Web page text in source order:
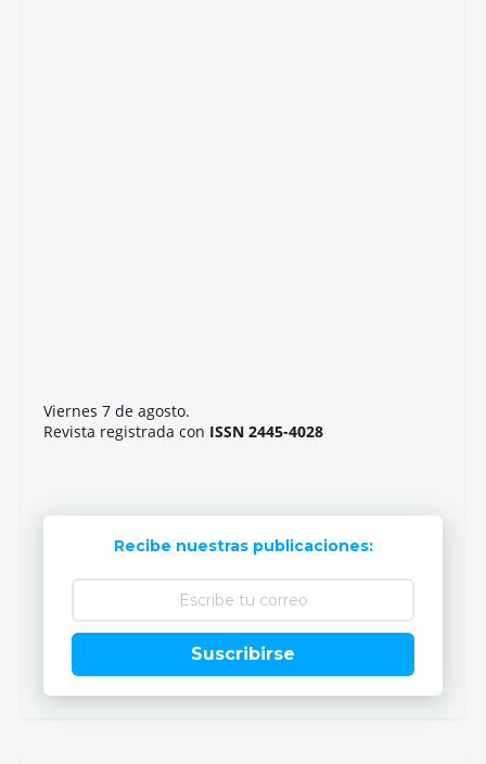
Viernes 7 de agosto.
Revista registrada con ISSN 2445-4028
Recibe nuestras publicaciones:
Suscribirse